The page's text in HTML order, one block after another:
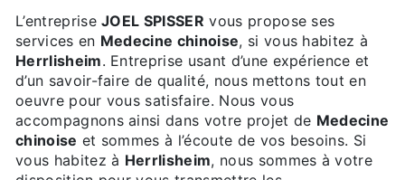
L’entrepriseJOEL SPISSER vous propose ses
services en Medecine chinoise, si vous habitez à
Herrlisheim. Entreprise usant d’une expérience et
d’un savoir-faire de qualité, nous mettons tout en
oeuvre pour vous satisfaire. Nous vous
accompagnons ainsi dans votre projet de Medecine
chinoise et sommes à l’écoute de vos besoins. Si
vous habitez à Herrlisheim, nous sommes à votre